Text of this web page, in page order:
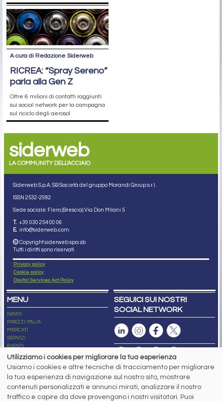
A cura di Redazione Siderweb
RICREA: “Spray Sereno”
parla alla Gen Z
Oltre 6 milioni di contatti raggiunti
sui social network per la campagna
sul riciclo degli aerosol
siderweb
LA COMMUNITY DELL'ACCIAIO
Siderweb S.p.A. SB Società del gruppo Morandi Group s.r.l.
ISSN 2532-2982
Sede sociale: Flero (Brescia) Via Don Milani 5
T. +39 030 254 00 06
E. info@siderweb.com
Copyright siderweb spa sb
Tutti i diritti sono riservati
Privacy policy
Cookie policy
Digital Services Act Policy
MENU
NEWS
PREZZI ITALIA
MERCATI
SERVIZI
EVENTI
ABBONAMENTI
NEWSLETTER
SEGUICI SUI NOSTRI
SOCIAL NETWORK
Capitale Sociale: 190.000€ interamente versato
Registro delle Imprese di Brescia
Codice Fiscale e Partita I.V.A.:IT03562320170
Utilizziamo i cookies per migliorare la tua esperienza
Usiamo i cookies e altre tecniche di tracciamento per migliorare
la tua esperienza di navigazione sul nostro sito, mostrare
contenuti personalizzati e annunci mirati, analizzare il nostro
traffico e capire da dove provengono i nostri visitatori. Puoi